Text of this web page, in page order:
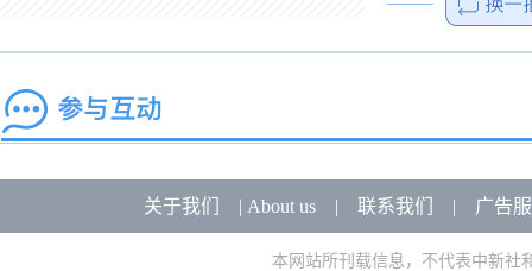
关于我们 | About us| 联系我们 | 广告
本网站所刊载信息，不代表中新社